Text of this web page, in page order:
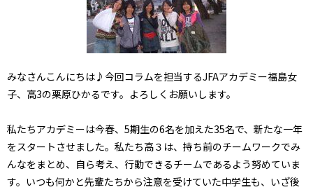
みなさんこんにちは♪今回コラムを担当するJFAアカデミー福島女
子、高3の栗原ひかるです。よろしくお願いします。
私たちアカデミーは今春、5期生の6名を加えた35名で、新たな一年
をスタートさせました。私たち高３は、持ち前のチームワークでみ
んなをまとめ、自ら考え、行動できるチームであるよう努めていま
す。いつも何かと先輩たちから注意を受けていた中学生も、いざ後